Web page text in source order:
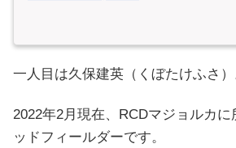
一人目は久保建英（くぼたけふさ）
2022年2月現在、RCDマジョルカに
ッドフィールダーです。